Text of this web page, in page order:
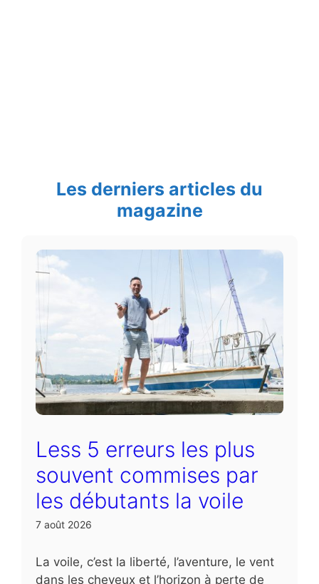
Les derniers articles du
magazine
Less 5 erreurs les plus
souvent commises par
les débutants la voile
7 août 2026
La voile, c’est la liberté, l’aventure, le vent
dans les cheveux et l’horizon à perte de